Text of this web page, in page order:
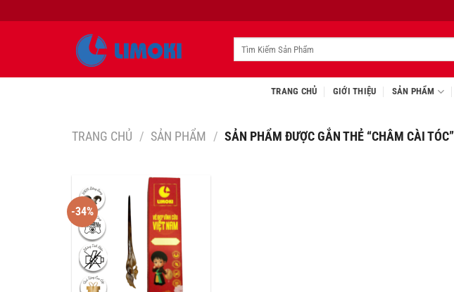
qua
TRANG CHỦ GIỚI THIỆU SẢN PHẨM
TRANG CHỦ / SẢN PHẨM / SẢN PHẨM ĐƯỢC GẮN THẺ “CHÂM CÀI TÓC”
-34%